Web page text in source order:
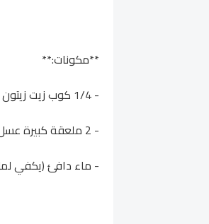
**مكونات:**
- 1/4 كوب زيت زيتون
- 2 ملعقة كبيرة عسل
- ماء دافئ (يكفي